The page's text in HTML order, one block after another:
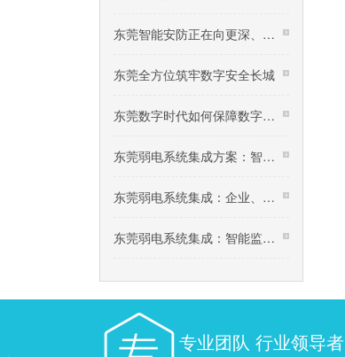
东莞智能安防正在向更深、更广领域迈进
东莞全方位筑牢数字安全长城
东莞数字时代如何保障数字资源安全？
东莞弱电系统集成方案：智慧安防平安小区建设，社
东莞弱电系统集成：企业、园区无线WLAN网络建设规划
东莞弱电系统集成：智能监控系统技术交底
专业团队 行业领导者